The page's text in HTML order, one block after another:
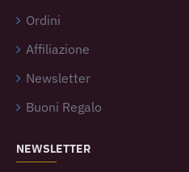
Ordini
Affiliazione
Newsletter
Buoni Regalo
NEWSLETTER